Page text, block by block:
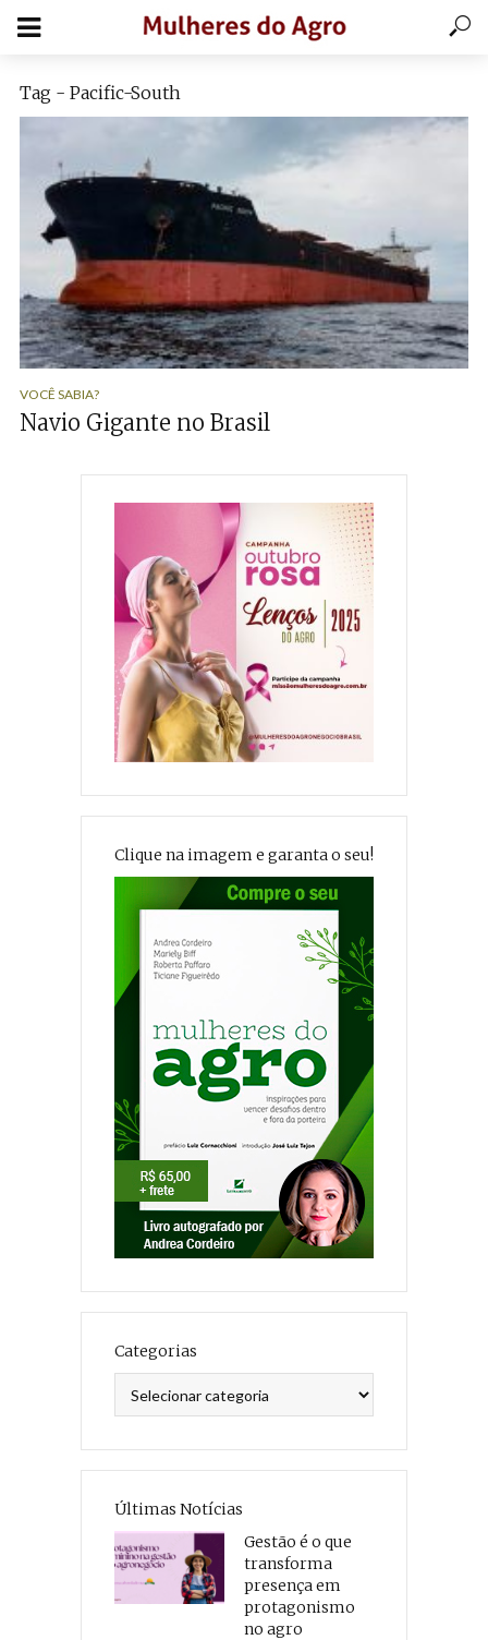
Tag - Pacific-South
VOCÊ SABIA?
Navio Gigante no Brasil
Clique na imagem e garanta o seu!
Categorias
Últimas Notícias
Gestão é o que
transforma
presença em
protagonismo
no agro